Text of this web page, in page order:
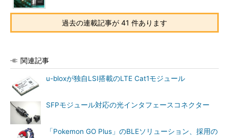
過去の連載記事が 41 件あります
関連記事
u-bloxが独自LSI搭載のLTE Cat1モジュール
SFPモジュール対応の光インタフェースコネクター
「Pokemon GO Plus」のBLEソリューション、採用の